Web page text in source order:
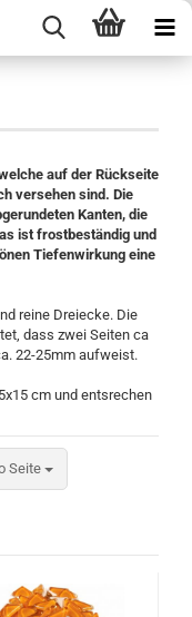
auf der Rückseite
versehen sind. Die
Kanten, die
ist frostbeständig und
Tiefenwirkung eine
reine Dreiecke. Die
dass zwei Seiten ca
22-25mm aufweist.
cm und entsrechen
Seite